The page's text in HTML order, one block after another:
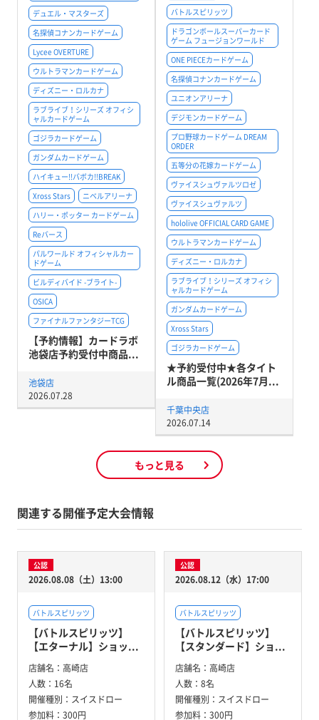
デュエル・マスターズ
名探偵コナンカードゲーム
Lycee OVERTURE
ウルトラマンカードゲーム
ディズニー・ロルカナ
ラブライブ！シリーズ オフィシ
ャルカードゲーム
ゴジラカードゲーム
ガンダムカードゲーム
ハイキュー!!バボカ!!BREAK
Xross Stars
ニベルアリーナ
ハリー・ポッター カードゲーム
Reバース
パルワールド オフィシャルカー
ドゲーム
ビルディバイド -ブライト-
OSICA
ファイナルファンタジーTCG
【予約情報】カードラボ
池袋店予約受付中商品...
池袋店
2026.07.28
バトルスピリッツ
ドラゴンボールスーパーカード
ゲーム フュージョンワールド
ONE PIECEカードゲーム
名探偵コナンカードゲーム
ユニオンアリーナ
デジモンカードゲーム
プロ野球カードゲーム DREAM
ORDER
五等分の花嫁カードゲーム
ヴァイスシュヴァルツロゼ
ヴァイスシュヴァルツ
hololive OFFICIAL CARD GAME
ウルトラマンカードゲーム
ディズニー・ロルカナ
ラブライブ！シリーズ オフィシ
ャルカードゲーム
ガンダムカードゲーム
Xross Stars
ゴジラカードゲーム
★予約受付中★各タイト
ル商品一覧(2026年7月...
千葉中央店
2026.07.14
もっと見る
関連する開催予定大会情報
公認
2026.08.08（土）13:00
バトルスピリッツ
【バトルスピリッツ】
【エターナル】ショッ...
店舗名： 高崎店
人数： 16名
開催種別： スイスドロー
参加料： 300円
公認
2026.08.12（水）17:00
バトルスピリッツ
【バトルスピリッツ】
【スタンダード】ショ...
店舗名： 高崎店
人数： 8名
開催種別： スイスドロー
参加料： 300円